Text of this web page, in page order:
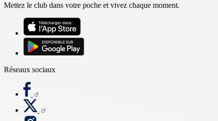
Mettez le club dans votre poche et vivez chaque moment.
Réseaux sociaux